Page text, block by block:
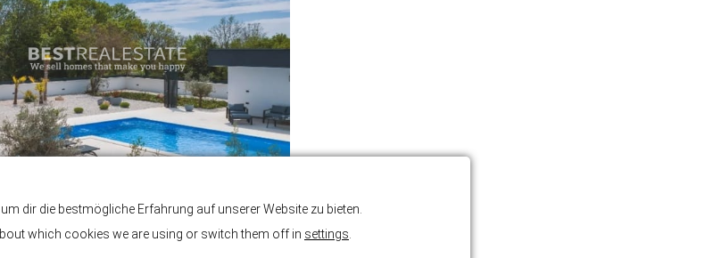
dir die bestmögliche Erfahrung auf unserer Website zu bieten.
which cookies we are using or switch them off in settings